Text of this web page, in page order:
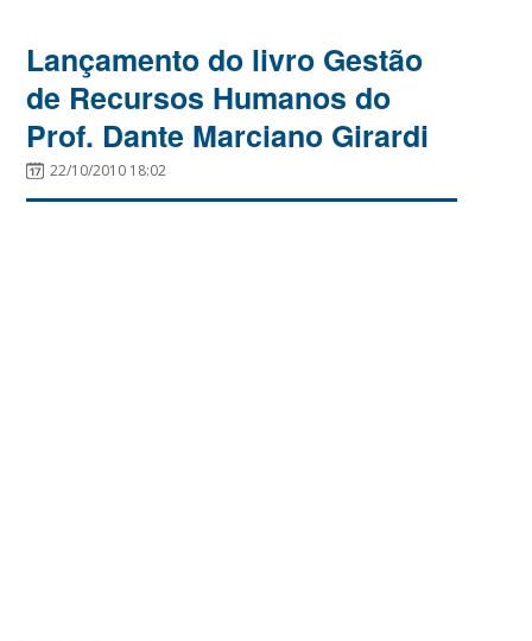
Lançamento do livro Gestão
de Recursos Humanos do
Prof. Dante Marciano Girardi
22/10/2010 18:02